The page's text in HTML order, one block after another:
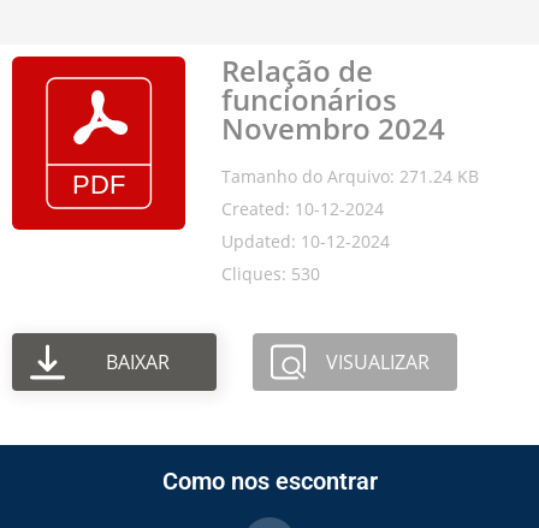
Relação de
funcionários
Novembro 2024
Tamanho do Arquivo: 271.24 KB
Created: 10-12-2024
Updated: 10-12-2024
Cliques: 530
BAIXAR VISUALIZAR
Como nos escontrar